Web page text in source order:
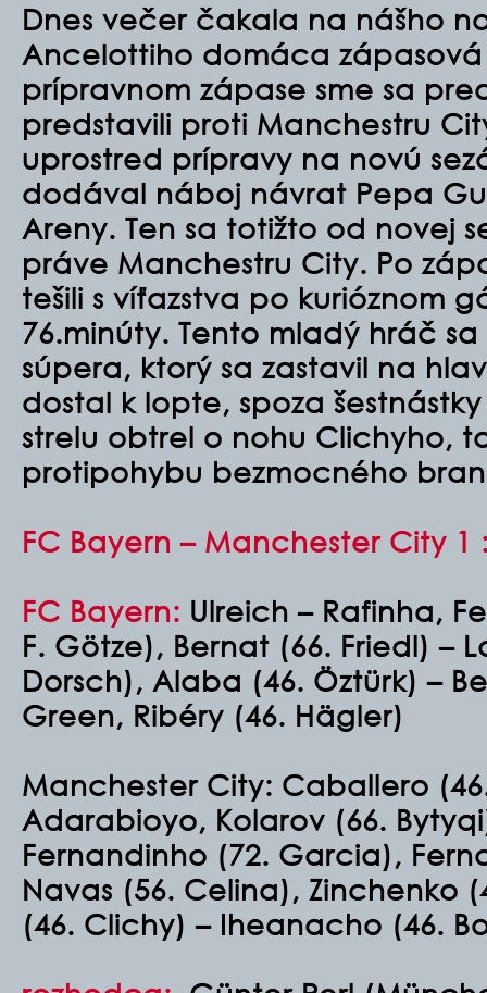
Dnes večer čakala na nášho
Ancelottiho domáca
prípravnom zápase sme sa
predstavili proti Manchestru
uprostred prípravy na novú
dodával náboj návrat Pepa
Areny. Ten sa totižto od novej
práve Manchestru City. Po
tešili s víťazstva po kurióznom
76.minúty. Tento mladý hráč
súpera, ktorý sa zastavil na
dostal k lopte, spoza
strelu obtrel o nohu Clichyho,
protipohybu bezmocného
FC Bayern – Manchester City 1
FC Bayern: Ulreich – Rafinha,
F. Götze), Bernat (66. Friedl) –
Dorsch), Alaba (46. Öztürk) –
Green, Ribéry (46. Hägler)
Manchester City: Caballero
Adarabioyo, Kolarov (66.
Fernandinho (72. Garcia),
Navas (56. Celina), Zinchenko
(46. Clichy) – Iheanacho (46.